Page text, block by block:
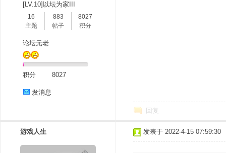
[LV.10]以坛为家III
16
主题
883
帖子
8027
积分
论坛元老
积分 8027
发消息
回复
游戏人生 发表于 2022-4-15 07:59:30